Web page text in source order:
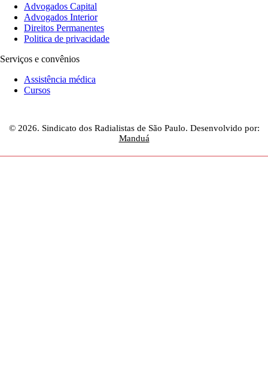
Advogados Capital
Advogados Interior
Direitos Permanentes
Politica de privacidade
Serviços e convênios
Assistência médica
Cursos
© 2026. Sindicato dos Radialistas de São Paulo. Desenvolvido por:
Manduá